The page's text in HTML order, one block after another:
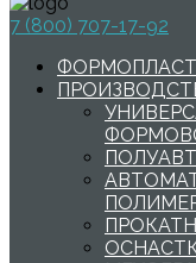
7 (800) 707-17-92
ФОРМОПЛАСТ